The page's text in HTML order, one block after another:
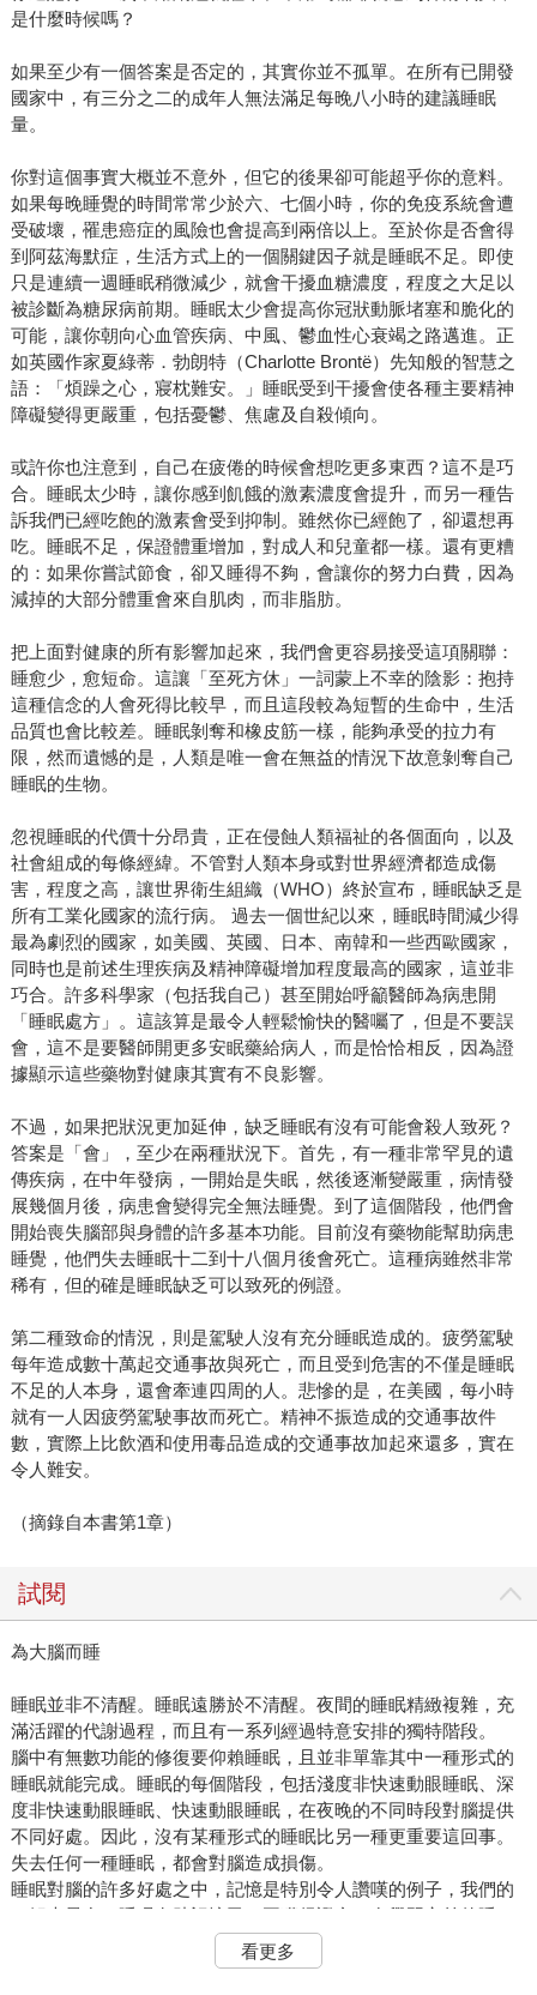
是什麼時候嗎？
如果至少有一個答案是否定的，其實你並不孤單。在所有已開發
國家中，有三分之二的成年人無法滿足每晚八小時的建議睡眠
量。
你對這個事實大概並不意外，但它的後果卻可能超乎你的意料。
如果每晚睡覺的時間常常少於六、七個小時，你的免疫系統會遭
受破壞，罹患癌症的風險也會提高到兩倍以上。至於你是否會得
到阿茲海默症，生活方式上的一個關鍵因子就是睡眠不足。即使
只是連續一週睡眠稍微減少，就會干擾血糖濃度，程度之大足以
被診斷為糖尿病前期。睡眠太少會提高你冠狀動脈堵塞和脆化的
可能，讓你朝向心血管疾病、中風、鬱血性心衰竭之路邁進。正
如英國作家夏綠蒂．勃朗特（Charlotte Brontë）先知般的智慧之
語：「煩躁之心，寢枕難安。」睡眠受到干擾會使各種主要精神
障礙變得更嚴重，包括憂鬱、焦慮及自殺傾向。
或許你也注意到，自己在疲倦的時候會想吃更多東西？這不是巧
合。睡眠太少時，讓你感到飢餓的激素濃度會提升，而另一種告
訴我們已經吃飽的激素會受到抑制。雖然你已經飽了，卻還想再
吃。睡眠不足，保證體重增加，對成人和兒童都一樣。還有更糟
的：如果你嘗試節食，卻又睡得不夠，會讓你的努力白費，因為
減掉的大部分體重會來自肌肉，而非脂肪。
把上面對健康的所有影響加起來，我們會更容易接受這項關聯：
睡愈少，愈短命。這讓「至死方休」一詞蒙上不幸的陰影：抱持
這種信念的人會死得比較早，而且這段較為短暫的生命中，生活
品質也會比較差。睡眠剝奪和橡皮筋一樣，能夠承受的拉力有
限，然而遺憾的是，人類是唯一會在無益的情況下故意剝奪自己
睡眠的生物。
忽視睡眠的代價十分昂貴，正在侵蝕人類福祉的各個面向，以及
社會組成的每條經緯。不管對人類本身或對世界經濟都造成傷
害，程度之高，讓世界衛生組織（WHO）終於宣布，睡眠缺乏是
所有工業化國家的流行病。 過去一個世紀以來，睡眠時間減少得
最為劇烈的國家，如美國、英國、日本、南韓和一些西歐國家，
同時也是前述生理疾病及精神障礙增加程度最高的國家，這並非
巧合。許多科學家（包括我自己）甚至開始呼籲醫師為病患開
「睡眠處方」。這該算是最令人輕鬆愉快的醫囑了，但是不要誤
會，這不是要醫師開更多安眠藥給病人，而是恰恰相反，因為證
據顯示這些藥物對健康其實有不良影響。
不過，如果把狀況更加延伸，缺乏睡眠有沒有可能會殺人致死？
答案是「會」，至少在兩種狀況下。首先，有一種非常罕見的遺
傳疾病，在中年發病，一開始是失眠，然後逐漸變嚴重，病情發
展幾個月後，病患會變得完全無法睡覺。到了這個階段，他們會
開始喪失腦部與身體的許多基本功能。目前沒有藥物能幫助病患
睡覺，他們失去睡眠十二到十八個月後會死亡。這種病雖然非常
稀有，但的確是睡眠缺乏可以致死的例證。
第二種致命的情況，則是駕駛人沒有充分睡眠造成的。疲勞駕駛
每年造成數十萬起交通事故與死亡，而且受到危害的不僅是睡眠
不足的人本身，還會牽連四周的人。悲慘的是，在美國，每小時
就有一人因疲勞駕駛事故而死亡。精神不振造成的交通事故件
數，實際上比飲酒和使用毒品造成的交通事故加起來還多，實在
令人難安。
（摘錄自本書第1章）
試閱
為大腦而睡
睡眠並非不清醒。睡眠遠勝於不清醒。夜間的睡眠精緻複雜，充
滿活躍的代謝過程，而且有一系列經過特意安排的獨特階段。
腦中有無數功能的修復要仰賴睡眠，且並非單靠其中一種形式的
睡眠就能完成。睡眠的每個階段，包括淺度非快速動眼睡眠、深
度非快速動眼睡眠、快速動眼睡眠，在夜晚的不同時段對腦提供
不同好處。因此，沒有某種形式的睡眠比另一種更重要這回事。
失去任何一種睡眠，都會對腦造成損傷。
睡眠對腦的許多好處之中，記憶是特別令人讚嘆的例子，我們的
了解也最多。睡眠有助記憶已一再獲得證實：在學習之前的睡
眠，幫助你的腦準備形成新記憶；在學習之後的睡眠，可鞏固記
看更多